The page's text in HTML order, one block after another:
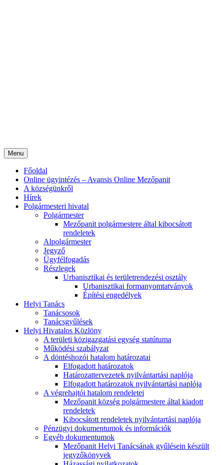
Menu
Főoldal
Online ügyintézés – Avansis Online Mezőpanit
A községünkről
Hírek
Polgármesteri hivatal
Polgármester
Mezőpanit polgármestere által kibocsátott
rendeletek
Alpolgármester
Jegyző
Ügyfélfogadás
Részlegek
Urbanisztikai és területrendezési osztály
Urbanisztikai formanyomtatványok
Építési engedélyek
Helyi Tanács
Tanácsosok
Tanácsgyűlések
Helyi Hivatalos Közlöny
A területi közigazgatási egység statútuma
Működési szabályzat
A döntéshozói hatalom határozatai
Elfogadott határozatok
Határozattervezetek nyilvántartási naplója
Elfogadott határozatok nyilvántartási naplója
A végrehajtói hatalom rendeletei
Mezőpanit község polgármestere által kiadott
rendeletek
Kibocsátott rendeletek nyilvántartási naplója
Pénzügyi dokumentumok és információk
Egyéb dokumentumok
Mezőpanit Helyi Tanácsának gyűlésein készült
jegyzőkönyvek